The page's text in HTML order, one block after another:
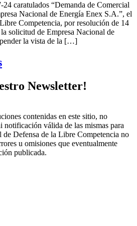
caratulados “Demanda de Comercial
Nacional de Energía Enex S.A.”, el
Competencia, por resolución de 14
solicitud de Empresa Nacional de
la vista de la […]
Newsletter!
contenidas en este sitio, no
válida de las mismas para
de Defensa de la Libre Competencia no
u omisiones que eventualmente
publicada.